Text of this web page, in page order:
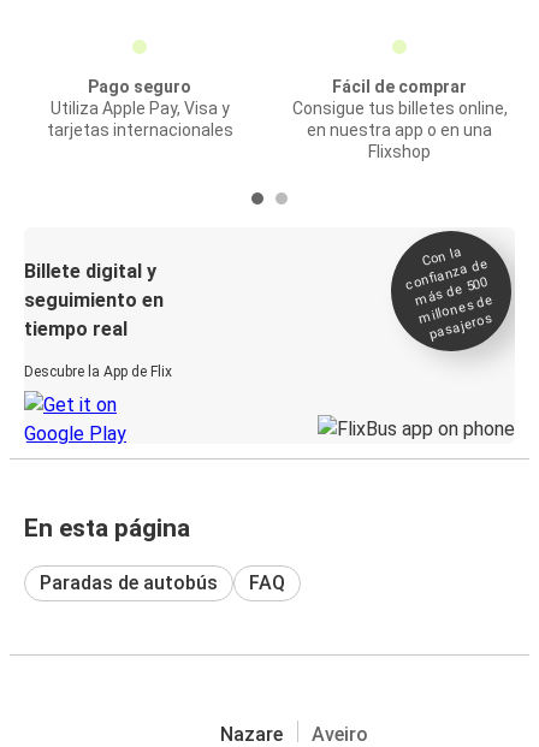
Pago seguro
Utiliza Apple Pay, Visa y
tarjetas internacionales
Fácil de comprar
Consigue tus billetes online,
en nuestra app o en una
Flixshop
Billete digital y
seguimiento en
tiempo real
Descubre la App de Flix
Con la
confianza de
más de 500
millones de
pasajeros
En esta página
Paradas de autobús FAQ
Nazare Aveiro